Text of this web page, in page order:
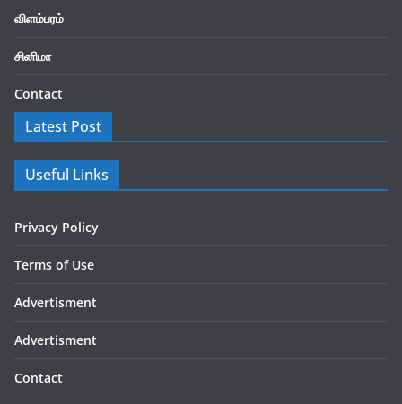
விளம்பரம்
சினிமா
Contact
Latest Post
Useful Links
Privacy Policy
Terms of Use
Advertisment
Advertisment
Contact